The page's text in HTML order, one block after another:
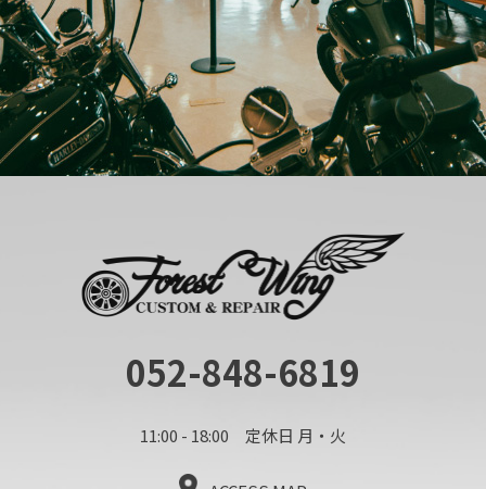
052-848-6819
11:00 - 18:00 定休日 月・火